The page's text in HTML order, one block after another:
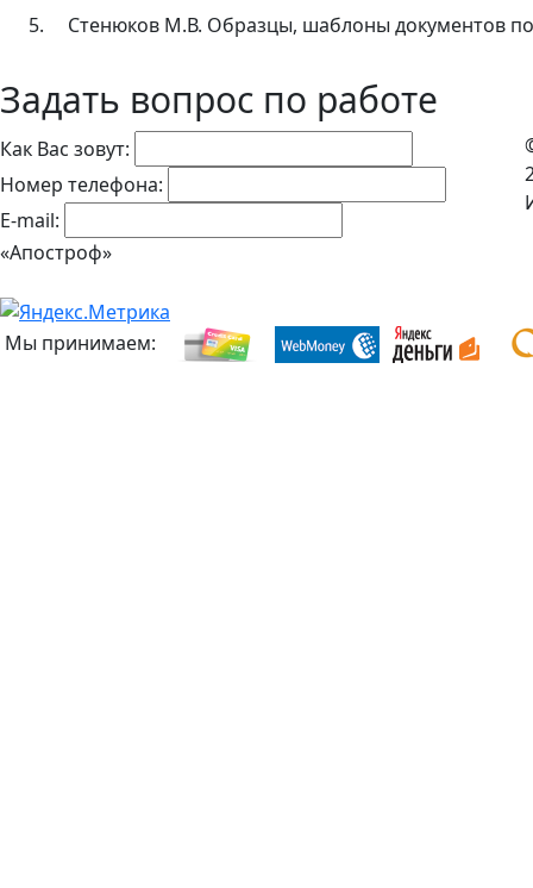
5. Стенюков М.В. Образцы, шаблоны документов
Задать вопрос по работе
Как Вас зовут:
Номер телефона:
E-mail:
«Апостроф»
Мы принимаем: